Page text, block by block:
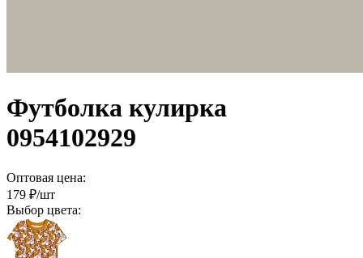
Футболка кулирка
0954102929
Оптовая цена:
179 ₽/шт
Выбор цвета: